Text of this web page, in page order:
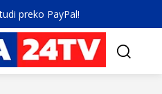
preko PayPal!